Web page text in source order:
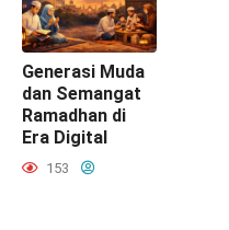
Generasi Muda
dan Semangat
Ramadhan di
Era Digital
153